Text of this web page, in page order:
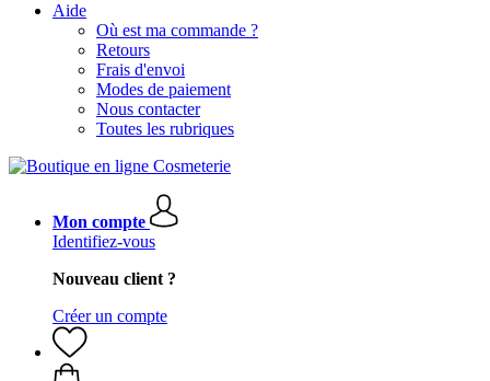
Aide
Où est ma commande ?
Retours
Frais d'envoi
Modes de paiement
Nous contacter
Toutes les rubriques
Mon compte
Identifiez-vous
Nouveau client ?
Créer un compte